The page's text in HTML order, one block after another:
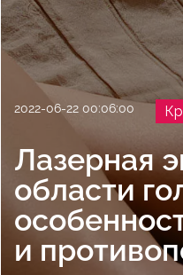
2022-06-22 00:06:00
Лазерная
области
и